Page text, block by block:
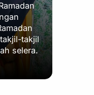
takjil
selera.